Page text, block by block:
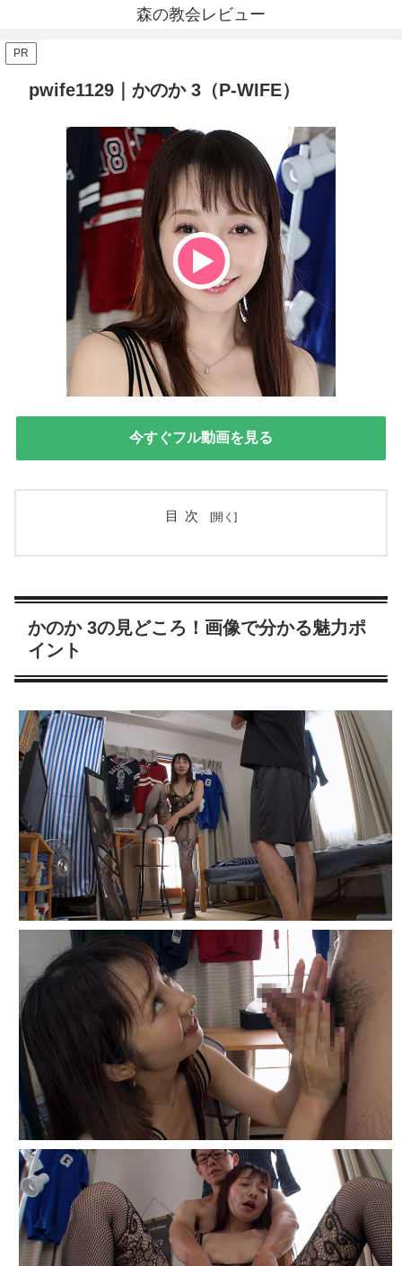
森の教会レビュー
PR
pwife1129｜かのか 3（P-WIFE）
今すぐフル動画を見る
目次
かのか 3の見どころ！画像で分かる魅力ポ
イント